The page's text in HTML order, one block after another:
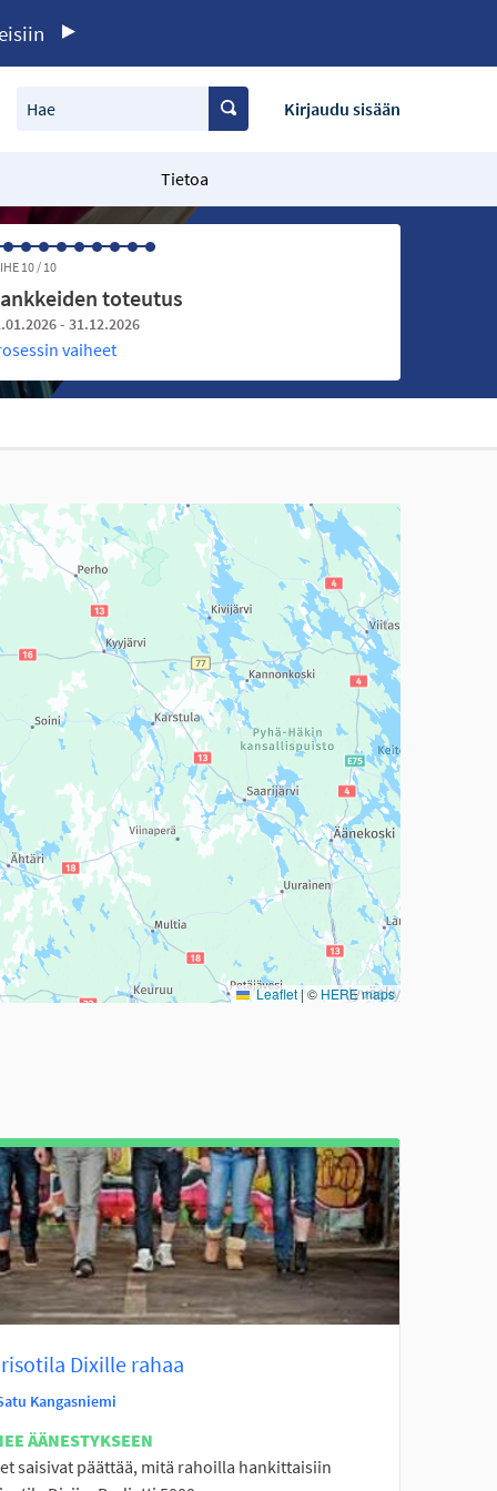
Hae Kirjaudu sisään
Tietoa
10 / 10
toteutus
- 31.12.2026
vaiheet
se voi olla vaikeaselkoinen.
Leaflet | © HERE maps
Dixille rahaa
Kangasniemi
ÄÄNESTYKSEEN
saisivat päättää, mitä rahoilla hankittaisiin